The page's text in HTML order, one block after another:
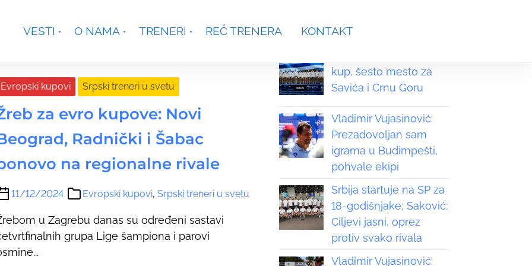
VESTI O NAMA TRENERI REČ TRENERA KONTAKT
Evropski kupovi Srpski treneri u svetu
za evro kupove: Novi
Radnički i Šabac
na regionalne rivale
11/12/2024 Evropski kupovi,Srpski treneri u svetu
u Zagrebu danas su određeni sastavi
grupa Lige šampiona i parovi
kup, šesto mesto za
Savića i Crnu Goru
Vladimir Vujasinović:
Prezadovoljan sam
igrama u Budimpešti,
pohvale ekipi
Srbija startuje na SP za
18-godišnjake; Saković:
Ciljevi jasni, oprez
protiv svako rivala
Vladimir Vujasinović: